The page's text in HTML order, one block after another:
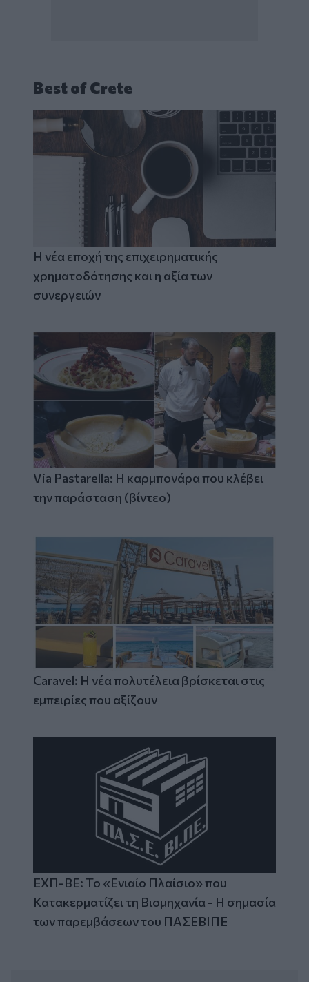
Best of Crete
Η νέα εποχή της επιχειρηματικής
χρηματοδότησης και η αξία των
συνεργειών
Via Pastarella: Η καρμπονάρα που κλέβει
την παράσταση (βίντεο)
Caravel: Η νέα πολυτέλεια βρίσκεται στις
εμπειρίες που αξίζουν
ΕΧΠ-ΒΕ: Το «Ενιαίο Πλαίσιο» που
Κατακερματίζει τη Βιομηχανία - Η σημασία
των παρεμβάσεων του ΠΑΣΕΒΙΠΕ